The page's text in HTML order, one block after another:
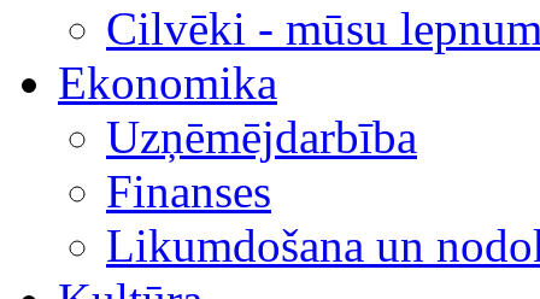
Cilvēki - mūsu
Ekonomika
Uzņēmējdarbība
Finanses
Likumdošana un